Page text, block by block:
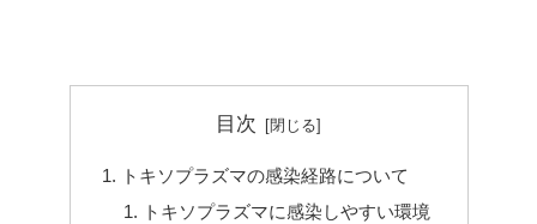
目次
トキソプラズマの感染経路について
トキソプラズマに感染しやすい環境